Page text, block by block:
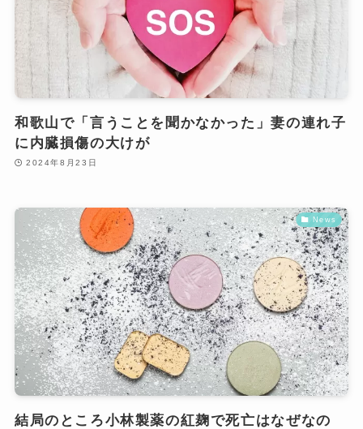
和歌山で「言うことを聞かなかった」妻の連れ子
に内臓損傷の大けが
2024年8月23日
News
結局のところ小林製薬の紅麹で死亡はなぜなの